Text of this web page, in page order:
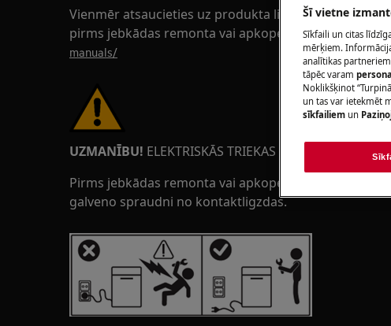
Vienmēr atsaucieties uz produkta lietošanas
pirms jebkādas remonta vai apkopes darbības.https://
manuals/
UZMANĪBU! ELEKTRISKĀS TRIEKAS BĪSTAMĪBA
Pirms jebkādas remonta vai apkopes darbības
galveno spraudni no kontaktligzdas.
Šī vietne
Sīkfaili un citas
mērķiem.
analītikas
tāpēc varam
Noklikšķinot
un tas var ietekmēt
sīkfailiem un